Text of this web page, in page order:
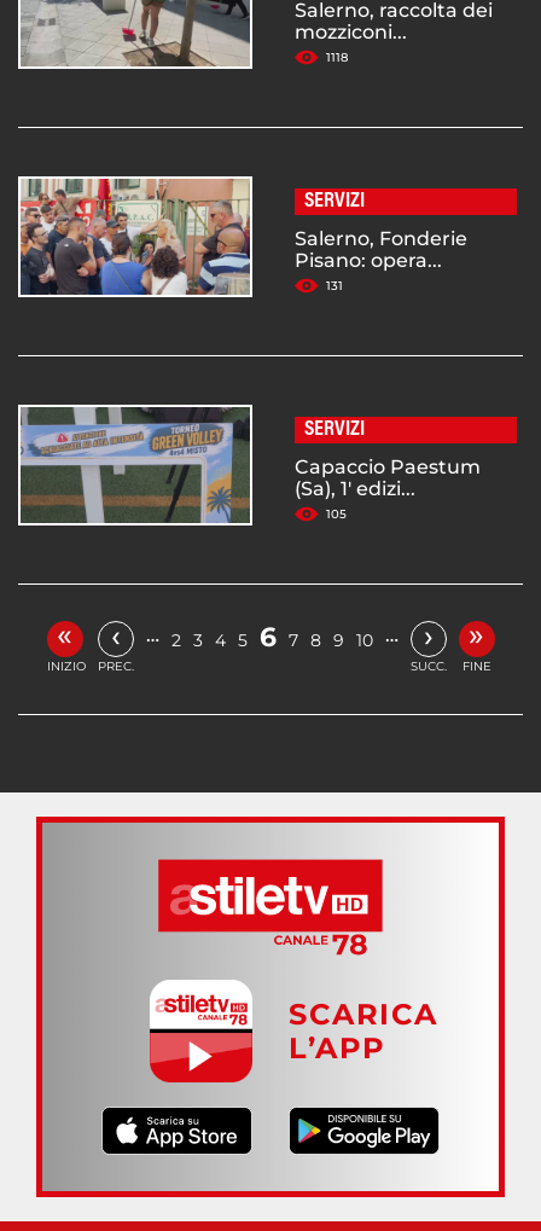
Salerno, raccolta dei
mozziconi...
1118
SERVIZI
Salerno, Fonderie
Pisano: opera...
131
SERVIZI
Capaccio Paestum
(Sa), 1' edizi...
105
«
INIZIO
‹
PREC.
… 2 3 4 5 6 7 8 9 10 … ›
SUCC.
»
FINE
SCARICA
L’APP